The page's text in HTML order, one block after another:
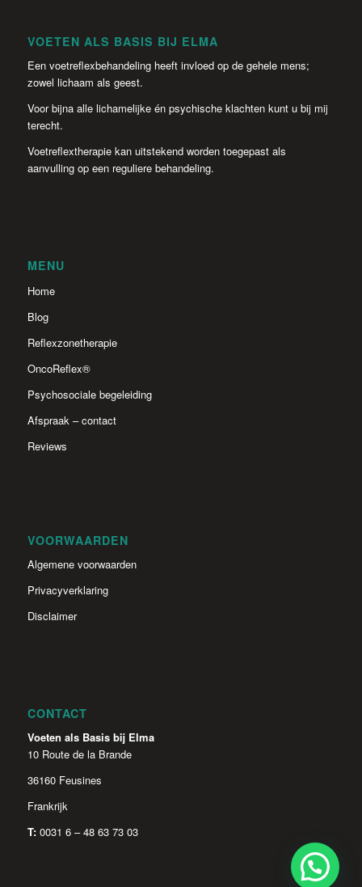
VOETEN ALS BASIS BIJ ELMA
Een voetreflexbehandeling heeft invloed op de gehele mens;
zowel lichaam als geest.
Voor bijna alle lichamelijke én psychische klachten kunt u bij mij
terecht.
Voetreflextherapie kan uitstekend worden toegepast als
aanvulling op een reguliere behandeling.
MENU
Home
Blog
Reflexzonetherapie
OncoReflex®
Psychosociale begeleiding
Afspraak – contact
Reviews
VOORWAARDEN
Algemene voorwaarden
Privacyverklaring
Disclaimer
CONTACT
Voeten als Basis bij Elma
10 Route de la Brande
36160 Feusines
Frankrijk
T:0031 6 – 48 63 73 03